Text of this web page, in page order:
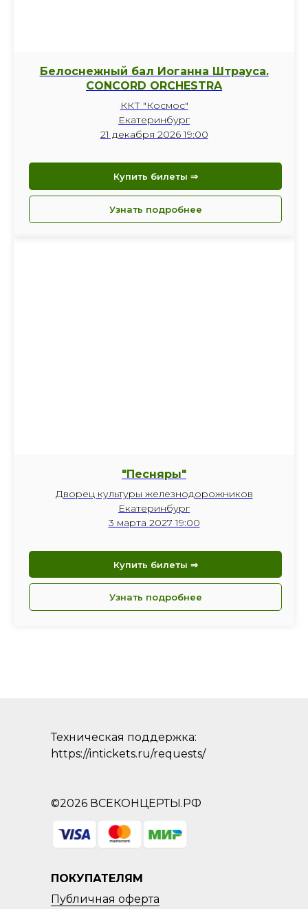
Белоснежный бал Иоганна Штрауса.
CONCORD ORCHESTRA
ККТ "Космос"
Екатеринбург
21 декабря 2026 19:00
Купить билеты ⇒
Узнать подробнее
"Песняры"
Дворец культуры железнодорожников
Екатеринбург
3 марта 2027 19:00
Купить билеты ⇒
Узнать подробнее
Техническая поддержка:
https://intickets.ru/requests/
©2026 ВСЕКОНЦЕРТЫ.РФ
ПОКУПАТЕЛЯМ
Публичная оферта